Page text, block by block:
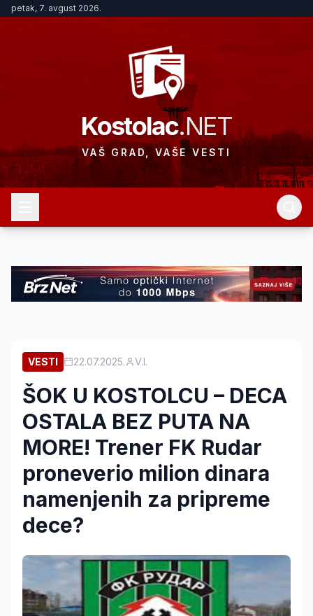
petak, 7. avgust 2026.
Kostolac.NET
VAŠ GRAD, VAŠE VESTI
VESTI 22.07.2025. V.I.
ŠOK U KOSTOLCU – DECA
OSTALA BEZ PUTA NA
MORE! Trener FK Rudar
proneverio milion dinara
namenjenih za pripreme
dece?